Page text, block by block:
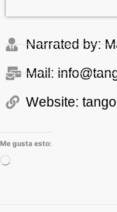
Narrated by:
Mail:
Website:
Me gusta esto:
Cargando...